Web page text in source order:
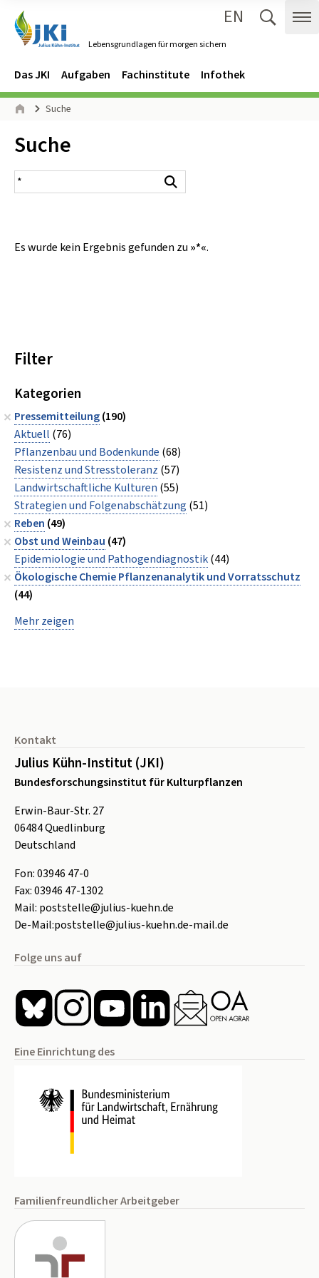
Lebensgrundlagen für morgen sichern
EN
Navigation
Hauptmenü
Das JKI Aufgaben Fachinstitute Infothek
Seitenpfad
Suche
Inhalt:
Suche
Suchergebnis
Es wurde kein Ergebnis gefunden zu »*«.
Filter
Kategorien
Pressemitteilung(190)
Aktuell (76)
Pflanzenbau und Bodenkunde (68)
Resistenz und Stresstoleranz (57)
Landwirtschaftliche Kulturen (55)
Strategien und Folgenabschätzung (51)
Reben (49)
Obst und Weinbau (47)
Epidemiologie und Pathogendiagnostik(44)
Ökologische Chemie Pflanzenanalytik und Vorratsschutz
(44)
Mehr zeigen
Kontakt
Julius Kühn-Institut (JKI)
Bundesforschungsinstitut für Kulturpflanzen
Erwin-Baur-Str. 27
06484Quedlinburg
Deutschland
Fon:03946 47-0
Fax:03946 47-1302
Mail: poststelle@julius-kuehn.de
De-Mail:poststelle@julius-kuehn.de-mail.de
Folge uns auf
Eine Einrichtung des
Familienfreundlicher Arbeitgeber